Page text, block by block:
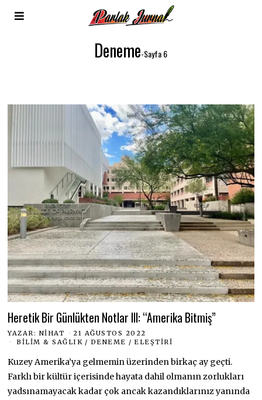
Deneme-Sayfa 6
Heretik Bir Günlükten Notlar III: “Amerika Bitmiş”
YAZAR: NIHAT
21 AĞUSTOS 2022
BILIM & SAĞLIK / DENEME / ELEŞTIRI
Kuzey Amerika’ya gelmemin üzerinden birkaç ay geçti.
Farklı bir kültür içerisinde hayata dahil olmanın zorlukları
yadsınamayacak kadar çok ancak kazandıklarınız yanında